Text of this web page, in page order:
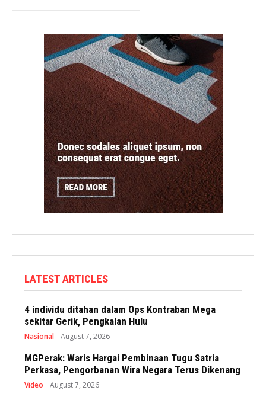
LATEST ARTICLES
4 individu ditahan dalam Ops Kontraban Mega
sekitar Gerik, Pengkalan Hulu
Nasional August 7, 2026
MGPerak: Waris Hargai Pembinaan Tugu Satria
Perkasa, Pengorbanan Wira Negara Terus Dikenang
Video August 7, 2026